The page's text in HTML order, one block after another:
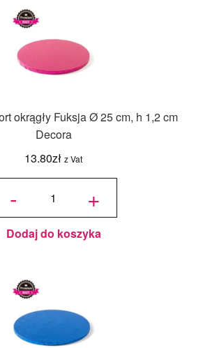
okrągły Fuksja Ø 25 cm, h 1,2 cm
Decora
13.80zł z Vat
-
ilość
okrągły
Fuksja
h
cm
+
Dodaj do koszyka